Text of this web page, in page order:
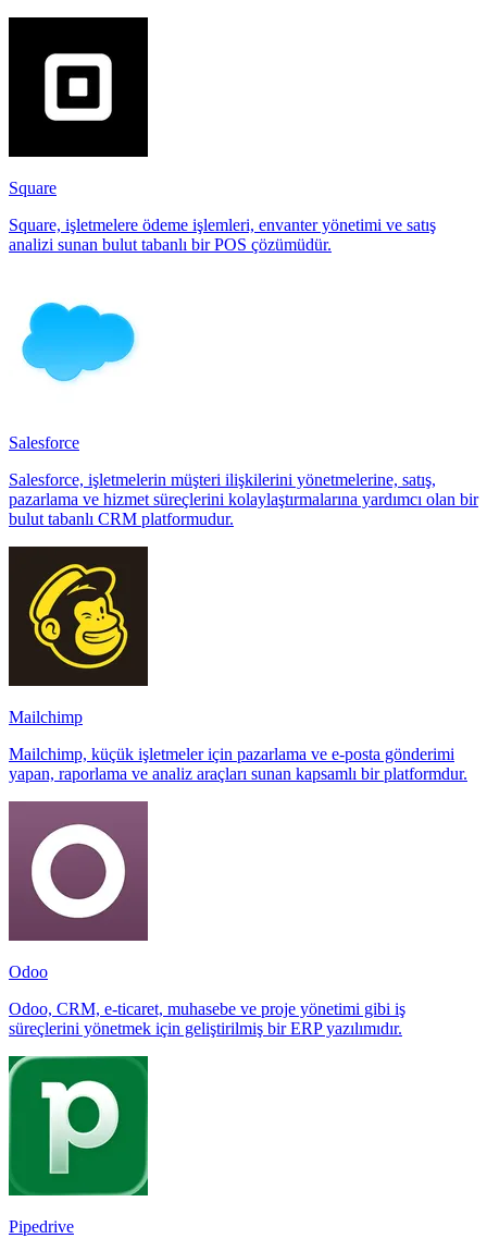
Square
Square, işletmelere ödeme işlemleri, envanter yönetimi ve satış
analizi sunan bulut tabanlı bir POS çözümüdür.
Salesforce
Salesforce, işletmelerin müşteri ilişkilerini yönetmelerine, satış,
pazarlama ve hizmet süreçlerini kolaylaştırmalarına yardımcı olan bir
bulut tabanlı CRM platformudur.
Mailchimp
Mailchimp, küçük işletmeler için pazarlama ve e-posta gönderimi
yapan, raporlama ve analiz araçları sunan kapsamlı bir platformdur.
Odoo
Odoo, CRM, e-ticaret, muhasebe ve proje yönetimi gibi iş
süreçlerini yönetmek için geliştirilmiş bir ERP yazılımıdır.
Pipedrive